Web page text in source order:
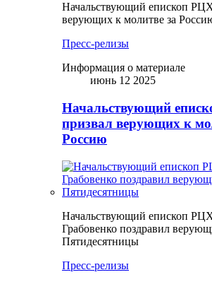
Начальствующий епископ
верующих к молитве за
Пресс-релизы
Информация о материале
июнь 12 2025
Начальствующий
призвал верующих к
Россию
Начальствующий епископ
Грабовенко поздравил
Пятидесятницы
Пресс-релизы